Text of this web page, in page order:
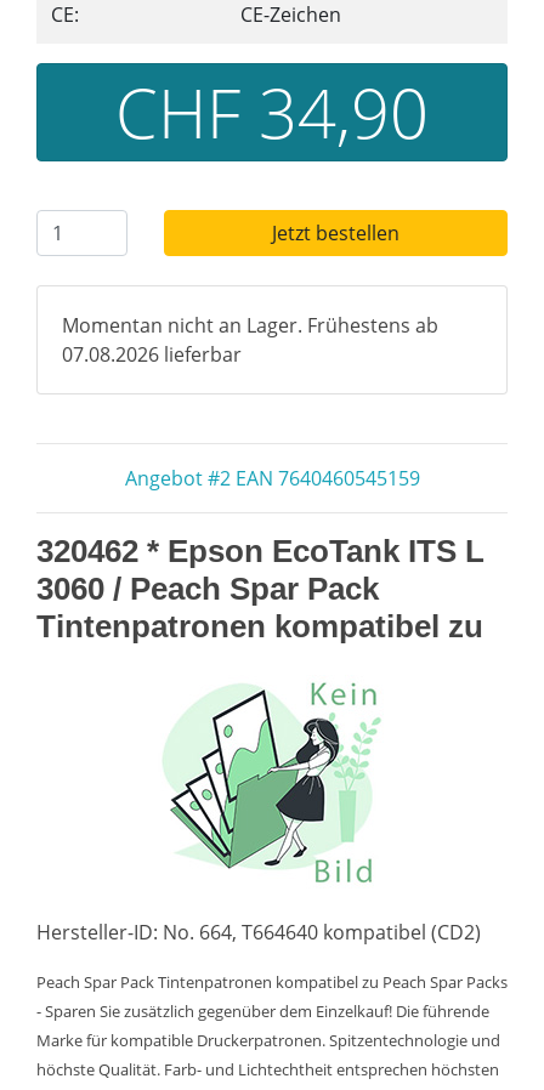
CE: CE-Zeichen
CHF 34,90
Jetzt bestellen
Momentan nicht an Lager. Frühestens ab
07.08.2026 lieferbar
Angebot #2 EAN 7640460545159
320462 * Epson EcoTank ITS L
3060 / Peach Spar Pack
Tintenpatronen kompatibel zu
Hersteller-ID: No. 664, T664640 kompatibel (CD2)
Peach Spar Pack Tintenpatronen kompatibel zu Peach Spar Packs
- Sparen Sie zusätzlich gegenüber dem Einzelkauf! Die führende
Marke für kompatible Druckerpatronen. Spitzentechnologie und
höchste Qualität. Farb- und Lichtechtheit entsprechen höchsten